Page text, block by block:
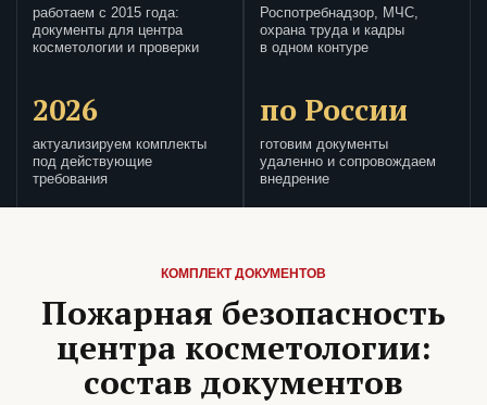
работаем с 2015 года:
документы для центра
косметологии и проверки
Роспотребнадзор, МЧС,
охрана труда и кадры
в одном контуре
2026
актуализируем комплекты
под действующие
требования
по России
готовим документы
удаленно и сопровождаем
внедрение
КОМПЛЕКТ ДОКУМЕНТОВ
Пожарная безопасность
центра косметологии:
состав документов